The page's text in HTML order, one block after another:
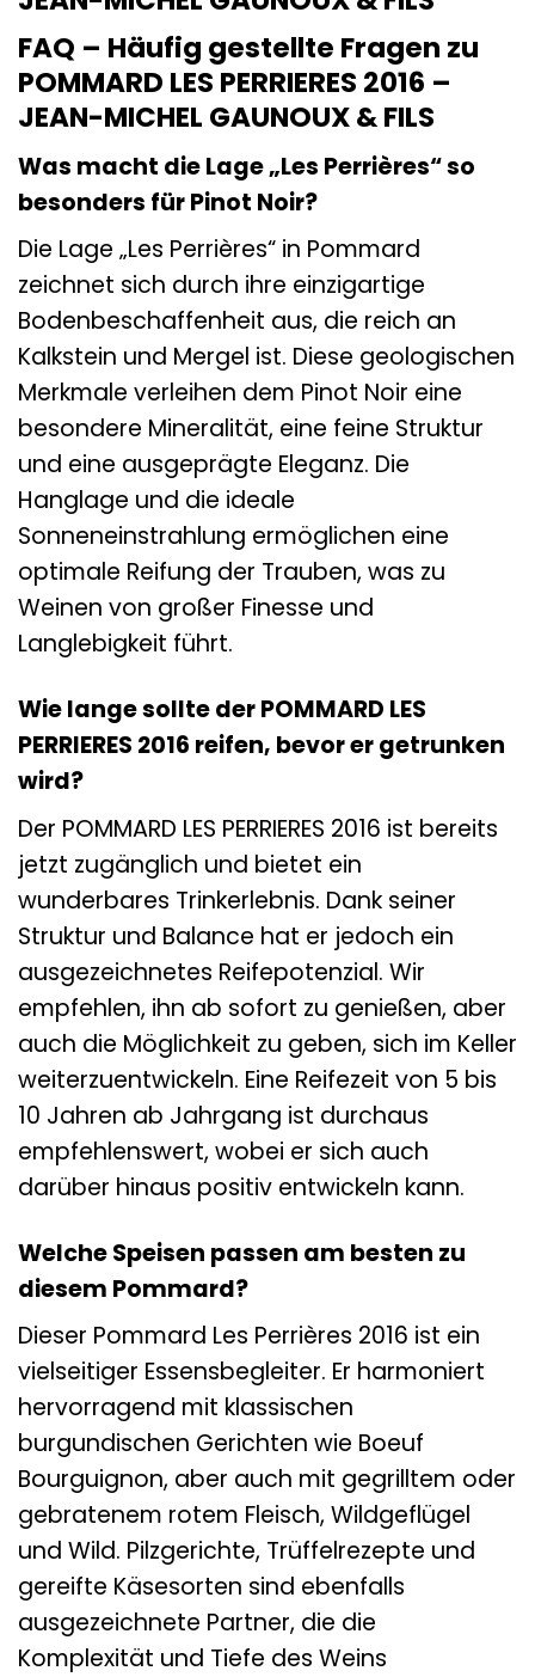
FAQ – Häufig gestellte Fragen zu
POMMARD LES PERRIERES 2016 –
JEAN-MICHEL GAUNOUX & FILS
Was macht die Lage „Les Perrières“ so
besonders für Pinot Noir?
Die Lage „Les Perrières“ in Pommard
zeichnet sich durch ihre einzigartige
Bodenbeschaffenheit aus, die reich an
Kalkstein und Mergel ist. Diese geologischen
Merkmale verleihen dem Pinot Noir eine
besondere Mineralität, eine feine Struktur
und eine ausgeprägte Eleganz. Die
Hanglage und die ideale
Sonneneinstrahlung ermöglichen eine
optimale Reifung der Trauben, was zu
Weinen von großer Finesse und
Langlebigkeit führt.
Wie lange sollte der POMMARD LES
PERRIERES 2016 reifen, bevor er getrunken
wird?
Der POMMARD LES PERRIERES 2016 ist bereits
jetzt zugänglich und bietet ein
wunderbares Trinkerlebnis. Dank seiner
Struktur und Balance hat er jedoch ein
ausgezeichnetes Reifepotenzial. Wir
empfehlen, ihn ab sofort zu genießen, aber
auch die Möglichkeit zu geben, sich im Keller
weiterzuentwickeln. Eine Reifezeit von 5 bis
10 Jahren ab Jahrgang ist durchaus
empfehlenswert, wobei er sich auch
darüber hinaus positiv entwickeln kann.
Welche Speisen passen am besten zu
diesem Pommard?
Dieser Pommard Les Perrières 2016 ist ein
vielseitiger Essensbegleiter. Er harmoniert
hervorragend mit klassischen
burgundischen Gerichten wie Boeuf
Bourguignon, aber auch mit gegrilltem oder
gebratenem rotem Fleisch, Wildgeflügel
und Wild. Pilzgerichte, Trüffelrezepte und
gereifte Käsesorten sind ebenfalls
ausgezeichnete Partner, die die
Komplexität und Tiefe des Weins